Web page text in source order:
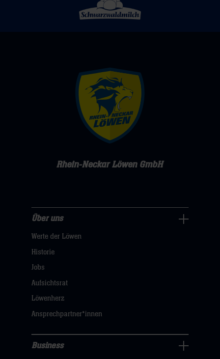
Rhein-Neckar Löwen GmbH
uns
Navigation
öffnen,
hier
Über uns
Werte der Löwen
Historie
Jobs
Aufsichtsrat
Löwenherz
Ansprechpartner*innen
Business